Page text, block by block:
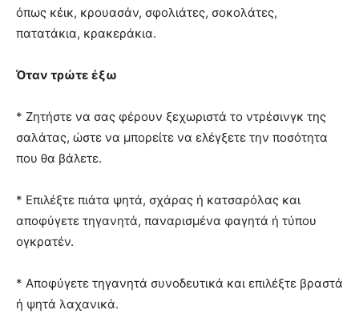
όπως κέικ, κρουασάν, σφολιάτες, σοκολάτες,
πατατάκια, κρακεράκια.
Όταν τρώτε έξω
* Ζητήστε να σας φέρουν ξεχωριστά το ντρέσινγκ της
σαλάτας, ώστε να μπορείτε να ελέγξετε την ποσότητα
που θα βάλετε.
* Επιλέξτε πιάτα ψητά, σχάρας ή κατσαρόλας και
αποφύγετε τηγανητά, παναρισμένα φαγητά ή τύπου
ογκρατέν.
* Αποφύγετε τηγανητά συνοδευτικά και επιλέξτε βραστά
ή ψητά λαχανικά.